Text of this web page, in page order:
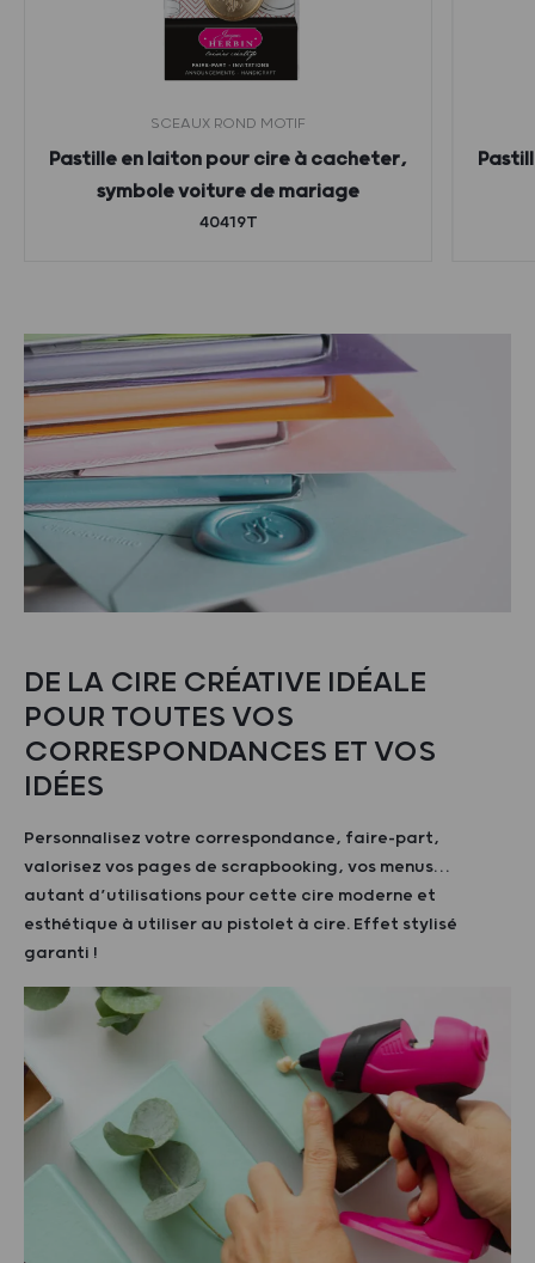
SCEAUX ROND MOTIF
Pastille en laiton pour cire à cacheter,
symbole voiture de mariage
40419T
DE LA CIRE CRÉATIVE IDÉALE
POUR TOUTES VOS
CORRESPONDANCES ET VOS
IDÉES
Personnalisez votre correspondance, faire-part,
valorisez vos pages de scrapbooking, vos menus…
autant d’utilisations pour cette cire moderne et
esthétique à utiliser au pistolet à cire. Effet stylisé
garanti !